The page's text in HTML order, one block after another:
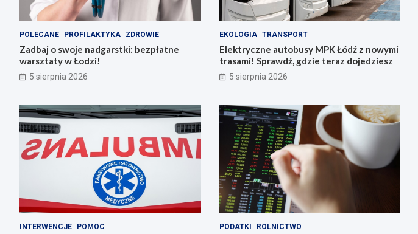
POLECANE PROFILAKTYKA ZDROWIE
Zadbaj o swoje nadgarstki: bezpłatne
warsztaty w Łodzi!
5 sierpnia 2026
EKOLOGIA TRANSPORT
Elektryczne autobusy MPK Łódź z nowymi
trasami! Sprawdź, gdzie teraz dojedziesz
5 sierpnia 2026
INTERWENCJE POMOC PODATKI ROLNICTWO